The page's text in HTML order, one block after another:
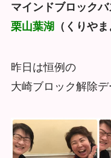
マインドブロック
栗山葉湖 （くりやま
昨日は恒例の
大崎ブロック解除デ